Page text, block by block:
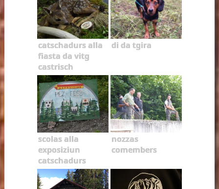
catschadurs alla
fiasta da vitg
castrisch
di da tgira
scolas alla
exposiziun
catschadurs
nozzas
comembers